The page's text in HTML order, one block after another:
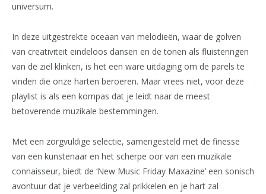
universum.
In deze uitgestrekte oceaan van melodieën, waar de golven
van creativiteit eindeloos dansen en de tonen als fluisteringen
van de ziel klinken, is het een ware uitdaging om de parels te
vinden die onze harten beroeren. Maar vrees niet, voor deze
playlist is als een kompas dat je leidt naar de meest
betoverende muzikale bestemmingen.
Met een zorgvuldige selectie, samengesteld met de finesse
van een kunstenaar en het scherpe oor van een muzikale
connaisseur, biedt de ‘New Music Friday Maxazine’ een sonisch
avontuur dat je verbeelding zal prikkelen en je hart zal